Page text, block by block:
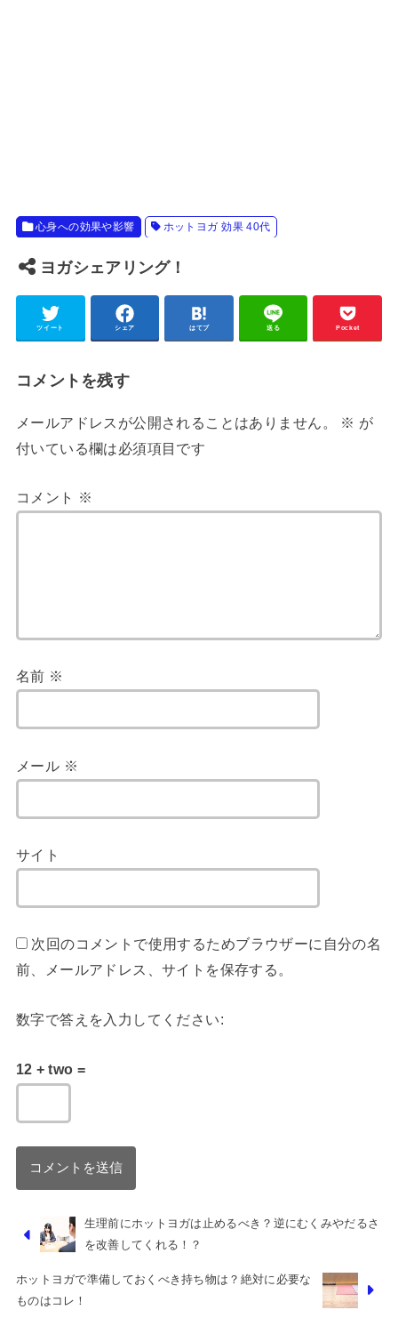
心身への効果や影響 ホットヨガ 効果 40代
ヨガシェアリング！
ツイート シェア はてブ 送る Pocket
コメントを残す
メールアドレスが公開されることはありません。 ※ が
付いている欄は必須項目です
コメント ※
名前 ※
メール ※
サイト
次回のコメントで使用するためブラウザーに自分の名
前、メールアドレス、サイトを保存する。
数字で答えを入力してください:
12 + two =
生理前にホットヨガは止めるべき？逆にむくみやだるさ
を改善してくれる！？
ホットヨガで準備しておくべき持ち物は？絶対に必要な
ものはコレ！